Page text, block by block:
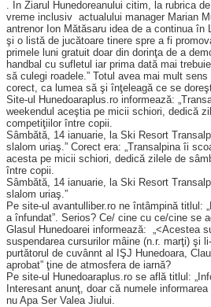
. În Ziarul Hunedoreanului citim, la rubrica
vreme inclusiv actualului manager Marian
antrenor Ion Mătăsaru idea de a continua în
şi o listă de jucătoare tinere spre a fi
primele luni gratuit doar din dorinţa de a
handbal cu sufletul iar prima dată mai
să culegi roadele.” Totul avea mai mult
corect, ca lumea să şi înţeleagă ce se
Site-ul Hunedoaraplus.ro informează:
weekendul aceştia pe micii schiori, dedică
competiţiilor între copii.
Sâmbătă, 14 ianuarie, la Ski Resort
slalom uriaş.” Corect era: „Transalpina îi
acesta pe micii schiori, dedică zilele de
între copii.
Sâmbătă, 14 ianuarie, la Ski Resort
slalom uriaş.”
Pe site-ul avantulliber.ro ne întâmpină titlul:
a înfundat”. Serios? Ce/ cine cu ce/cine se
Glasul Hunedoarei informează: „<Acestea
suspendarea cursurilor mâine (n.r. marţi) şi
purtătorul de cuvânnt al IŞJ Hunedoara,
aprobat” ţine de atmosfera de iarnă?
Pe site-ul Hunedoaraplus.ro se află titlul:
Interesant anunţ, doar că numele
nu Apa Ser Valea Jiului.